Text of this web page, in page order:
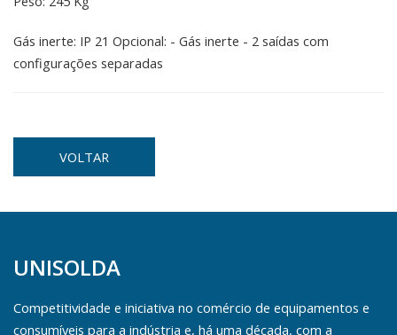
Gás inerte: IP 21 Opcional: - Gás inerte - 2 saídas com
configurações separadas
VOLTAR
UNISOLDA
Competitividade e iniciativa no comércio de equipamentos e
consumíveis para a indústria e, há uma década, com a